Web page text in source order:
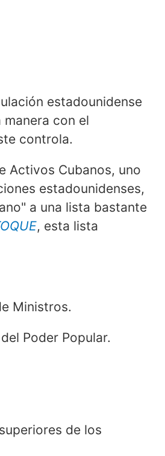
estadounidense
con el
controla.
Activos Cubanos, uno
estadounidenses,
a una lista bastante
, esta lista
Ministros.
Poder Popular.
de los